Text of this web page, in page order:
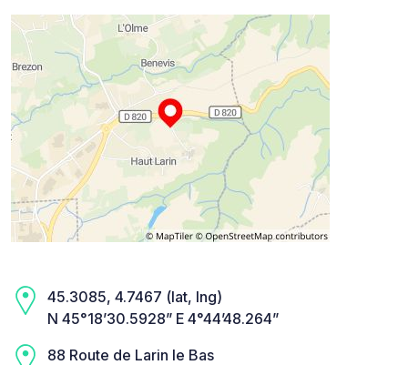
45.3085, 4.7467 (lat, lng)
N 45°18’30.5928” E 4°44’48.264”
88 Route de Larin le Bas